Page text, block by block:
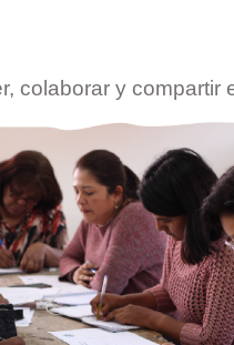
colaborar y compartir